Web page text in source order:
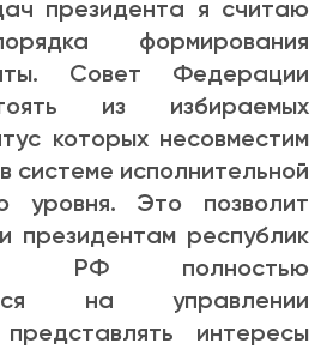
президента я считаю
формирования
Совет Федерации
из избираемых
которых несовместим
системе исполнительной
уровня. Это позволит
президентам республик
РФ полностью
на управлении
интересы